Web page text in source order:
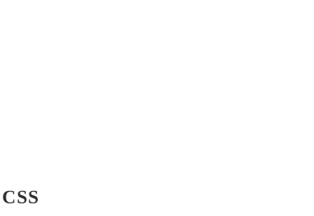
CSS